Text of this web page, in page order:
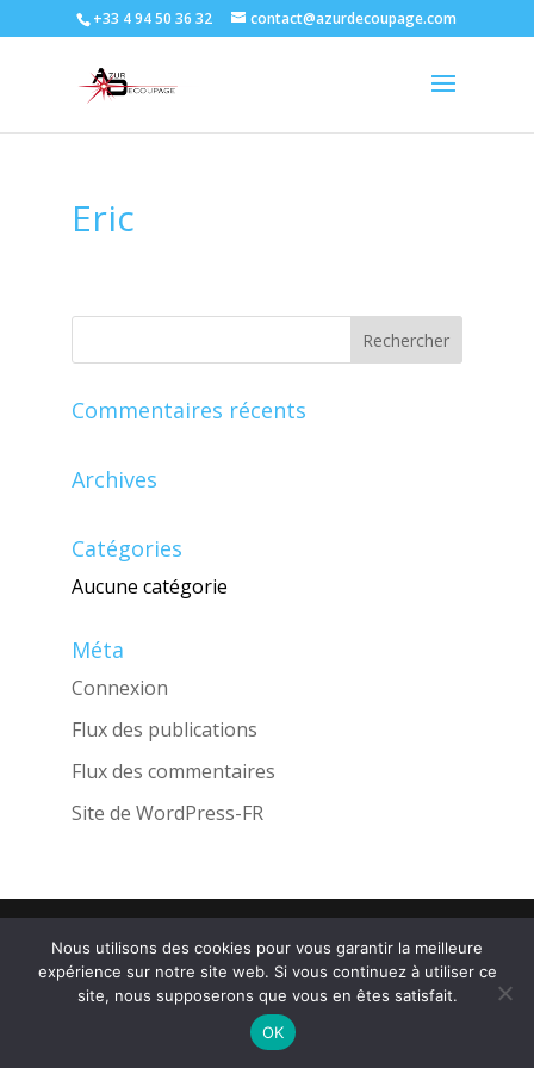
+33 4 94 50 36 32 contact@azurdecoupage.com
Eric
Commentaires récents
Archives
Catégories
Aucune catégorie
Méta
Connexion
Flux des publications
Flux des commentaires
Site de WordPress-FR
Nous utilisons des cookies pour vous garantir la meilleure
expérience sur notre site web. Si vous continuez à utiliser ce
site, nous supposerons que vous en êtes satisfait.
OK